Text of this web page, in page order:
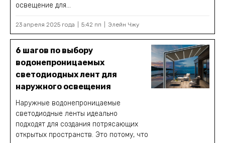
освещение для...
23 апреля 2025 года 5:42 пп Элейн Чжу
6 шагов по выбору
водонепроницаемых
светодиодных лент для
наружного освещения
Наружные водонепроницаемые
светодиодные ленты идеально
подходят для создания потрясающих
открытых пространств. Это потому, что